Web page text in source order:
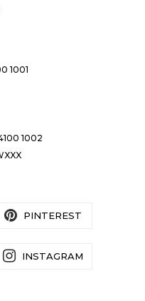
1001
1002
PINTEREST
INSTAGRAM